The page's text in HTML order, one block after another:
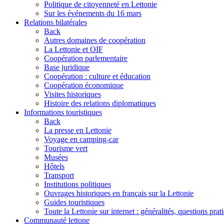
Politique de citoyenneté en Lettonie
Sur les événements du 16 mars
Relations bilatérales
Back
Autres domaines de coopération
La Lettonie et OIF
Coopération parlementaire
Base juridique
Coopération : culture et éducation
Coopération économique
Visites historiques
Histoire des relations diplomatiques
Informations touristiques
Back
La presse en Lettonie
Voyage en camping-car
Tourisme vert
Musées
Hôtels
Transport
Institutions politiques
Ouvrages historiques en français sur la Lettonie
Guides touristiques
Toute la Lettonie sur internet : généralités, questions
Communauté lettone